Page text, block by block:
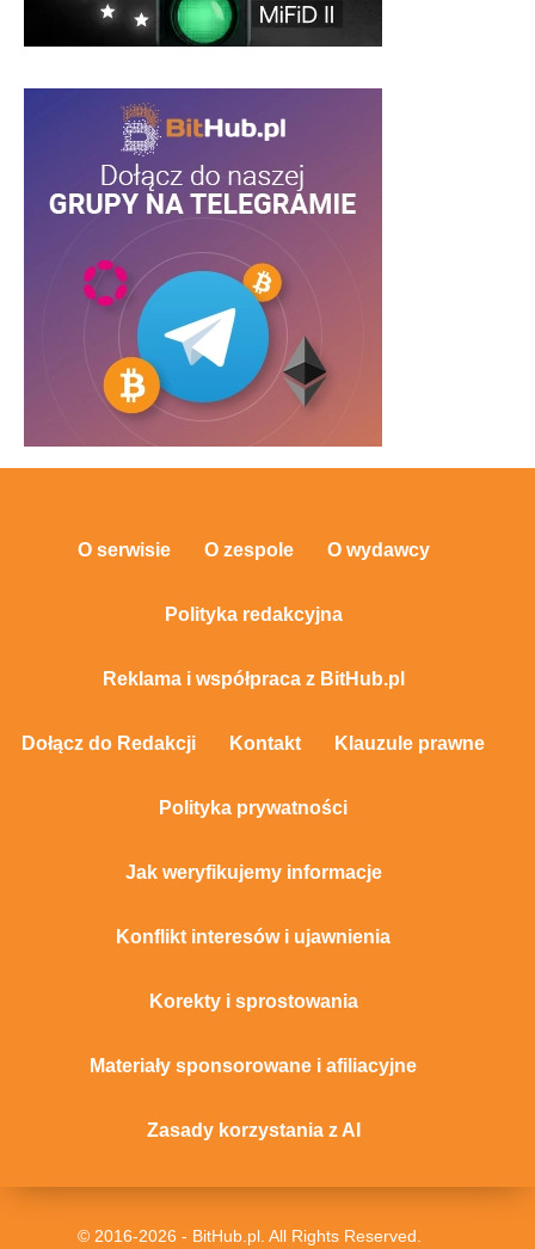
O serwisie O zespole O wydawcy
Polityka redakcyjna
Reklama i współpraca z BitHub.pl
Dołącz do Redakcji Kontakt Klauzule prawne
Polityka prywatności
Jak weryfikujemy informacje
Konflikt interesów i ujawnienia
Korekty i sprostowania
Materiały sponsorowane i afiliacyjne
Zasady korzystania z AI
© 2016-2026 - BitHub.pl. All Rights Reserved.